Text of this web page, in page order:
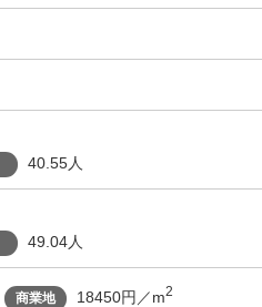
40.55人
49.04人
商業地 18450円／m2